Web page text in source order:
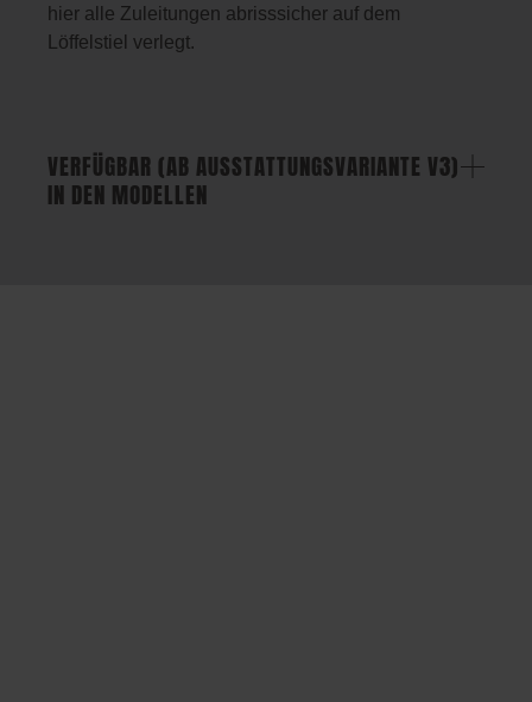
hier alle Zuleitungen abrisssicher auf dem
Löffelstiel verlegt.
VERFÜGBAR (AB AUSSTATTUNGSVARIANTE V3)
IN DEN MODELLEN